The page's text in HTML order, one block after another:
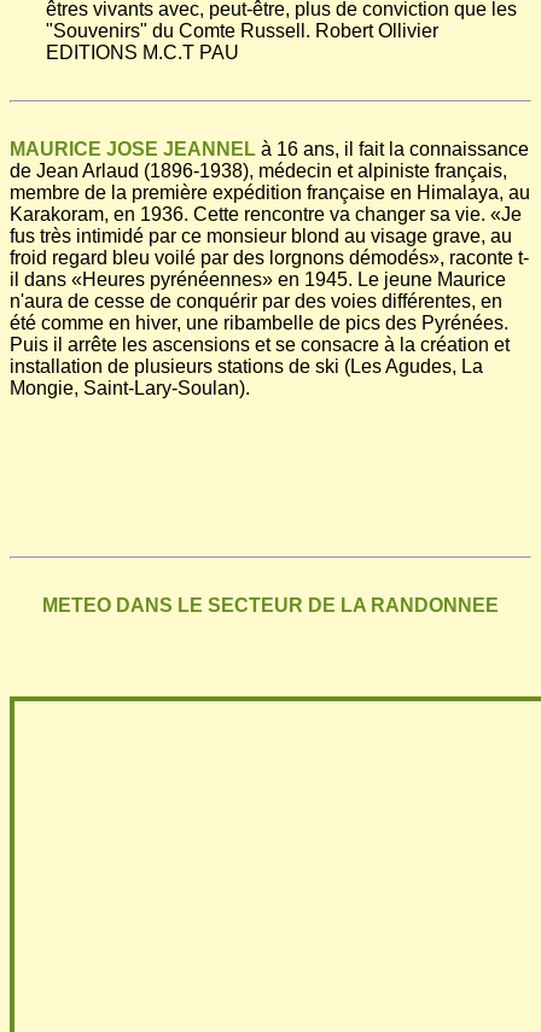
êtres vivants avec, peut-être, plus de conviction que les
"Souvenirs" du Comte Russell. Robert Ollivier
EDITIONS M.C.T PAU
MAURICE JOSE JEANNEL à 16 ans, il fait la connaissance
de Jean Arlaud (1896-1938), médecin et alpiniste français,
membre de la première expédition française en Himalaya, au
Karakoram, en 1936. Cette rencontre va changer sa vie. «Je
fus très intimidé par ce monsieur blond au visage grave, au
froid regard bleu voilé par des lorgnons démodés», raconte t-
il dans «Heures pyrénéennes» en 1945. Le jeune Maurice
n'aura de cesse de conquérir par des voies différentes, en
été comme en hiver, une ribambelle de pics des Pyrénées.
Puis il arrête les ascensions et se consacre à la création et
installation de plusieurs stations de ski (Les Agudes, La
Mongie, Saint-Lary-Soulan).
METEO DANS LE SECTEUR DE LA RANDONNEE